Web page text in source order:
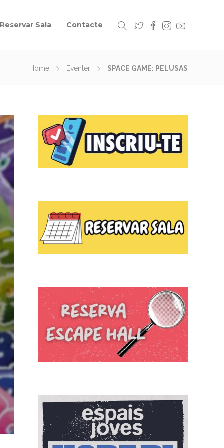
Reservar Sala Contacte
Home Eventer SPACE GAME: PELUSAS